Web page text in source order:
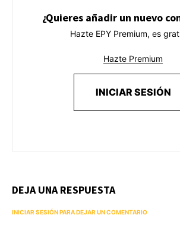
¿Quieres añadir un nuevo
Hazte EPY Premium, es
Hazte Premium
INICIAR SESIÓN
DEJA UNA RESPUESTA
INICIAR SESIÓN PARA DEJAR UN COMENTARIO